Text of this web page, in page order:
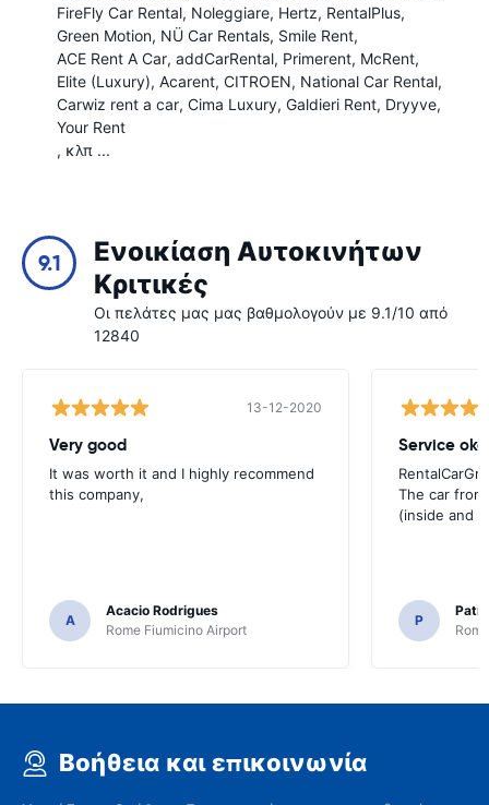
FireFly Car Rental Noleggiare Hertz RentalPlus
Green Motion NÜ Car Rentals Smile Rent
ACE Rent A Car addCarRental Primerent McRent
Elite (Luxury) Acarent CITROEN National Car Rental
Carwiz rent a car Cima Luxury Galdieri Rent Dryyve
Your Rent
, κλπ ...
9.1
Ενοικίαση Αυτοκινήτων
Κριτικές
Οι πελάτες μας μας βαθμολογούν με 9.1/10 από
12840
13-12-2020
Very good
It was worth it and I highly recommend
this company,
A
Acacio Rodrigues
Rome Fiumicino Airport
Service
The car
(inside and
P
Βοήθεια και επικοινωνία